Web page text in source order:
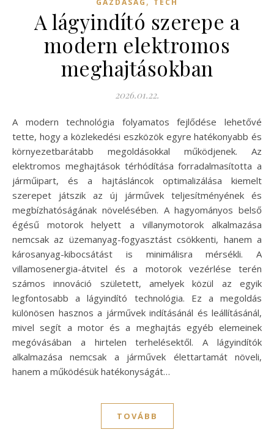
A lágyindító szerepe a
modern elektromos
meghajtásokban
2026.01.22.
A modern technológia folyamatos fejlődése lehetővé
tette, hogy a közlekedési eszközök egyre hatékonyabb és
környezetbarátabb megoldásokkal működjenek. Az
elektromos meghajtások térhódítása forradalmasította a
járműipart, és a hajtásláncok optimalizálása kiemelt
szerepet játszik az új járművek teljesítményének és
megbízhatóságának növelésében. A hagyományos belső
égésű motorok helyett a villanymotorok alkalmazása
nemcsak az üzemanyag-fogyasztást csökkenti, hanem a
károsanyag-kibocsátást is minimálisra mérsékli. A
villamosenergia-átvitel és a motorok vezérlése terén
számos innováció született, amelyek közül az egyik
legfontosabb a lágyindító technológia. Ez a megoldás
különösen hasznos a járművek indításánál és leállításánál,
mivel segít a motor és a meghajtás egyéb elemeinek
megóvásában a hirtelen terhelésektől. A lágyindítók
alkalmazása nemcsak a járművek élettartamát növeli,
hanem a működésük hatékonyságát…
TOVÁBB